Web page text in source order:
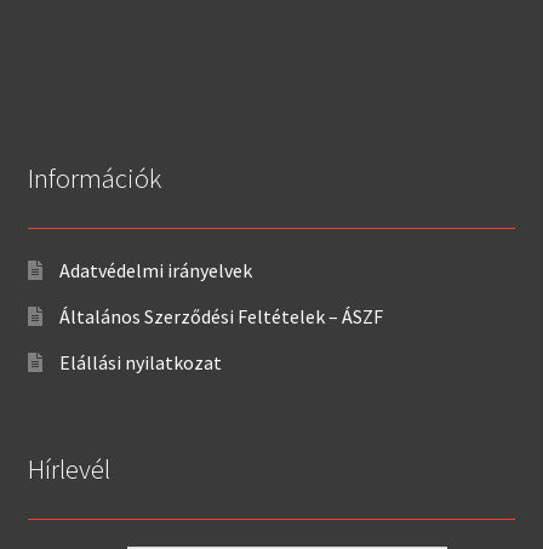
Információk
Adatvédelmi irányelvek
Általános Szerződési Feltételek – ÁSZF
Elállási nyilatkozat
Hírlevél